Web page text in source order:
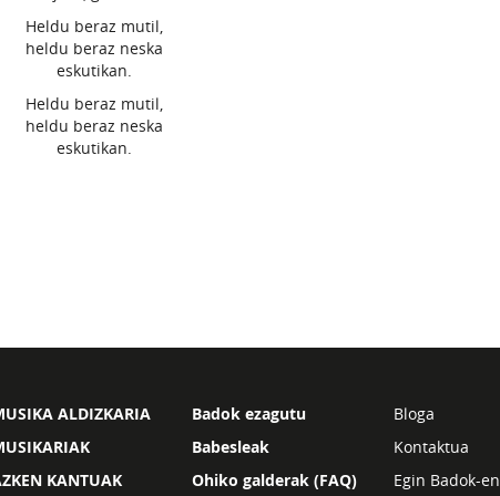
Heldu beraz mutil,
heldu beraz neska
eskutikan.
Heldu beraz mutil,
heldu beraz neska
eskutikan.
ALDIZKARIA
KANTUAK
Badok ezagutu
Babesleak
Ohiko galderak (FAQ)
Bloga
Kontaktua
Egin Badok-en